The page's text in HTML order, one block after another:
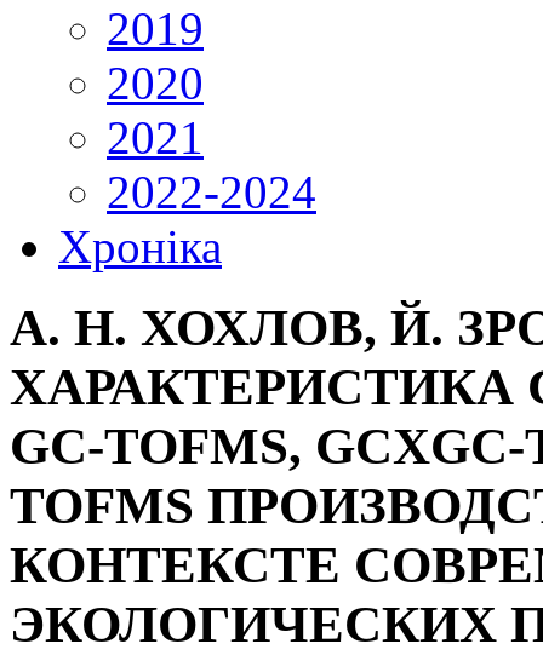
2019
2020
2021
2022-2024
Хроніка
А. Н. ХОХЛОВ, Й.
GC-TOFMS,
TOFMS
КОНТЕКСТЕ
ЭКОЛОГИЧЕСКИХ